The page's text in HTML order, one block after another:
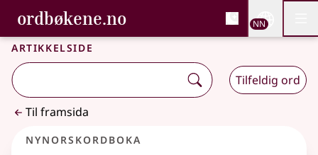
Gå til hovudinnhald
Tilgjenge
ordbøkene.no, Bokmålsordboka og
Bokmålsordboka og Nynorskordboka
NN
Artikkelside
Tilfeldig ord
Til framsida
Nynorskordboka